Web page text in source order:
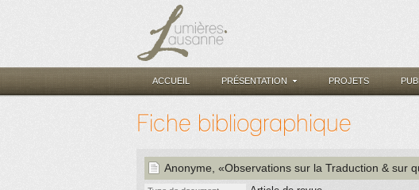
ACCUEIL PRÉSENTATION PROJETS
Fiche bibliographique
Anonyme , «Observations sur la Traduction & sur